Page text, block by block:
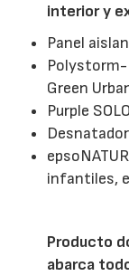
interior y
Panel
Polystorm-
Green
Purple
infantiles,
Producto
abarca